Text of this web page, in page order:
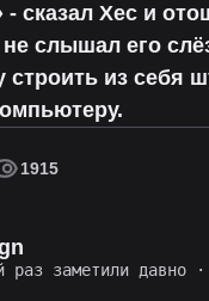
сказал Хес и
слышал его
строить из себя
1915
раз заметили давно ·